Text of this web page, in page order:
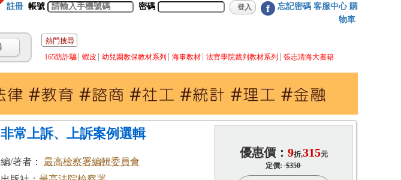
註冊 帳號 密碼 f 忘記密碼 客服中心 購
物車
熱門搜尋
165防詐騙
蝦皮 幼兒園教保教材系列 海事教材 法官學院裁判教材系列 張志清海大書籍
非常上訴、上訴案例選輯
編/著者： 最高檢察署編輯委員會
優惠價： 9折,315元
定價:$350